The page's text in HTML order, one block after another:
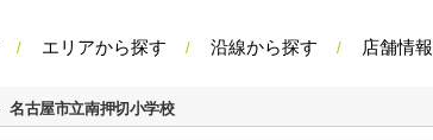
エリアから探す 沿線から探す 店舗情報
名古屋市立南押切小学校